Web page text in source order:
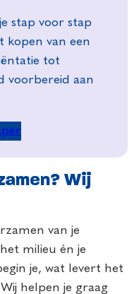
stap voor stap
kopen van een
tot
voorbereid aan
Wij
van je
milieu én je
je, wat levert het
helpen je graag